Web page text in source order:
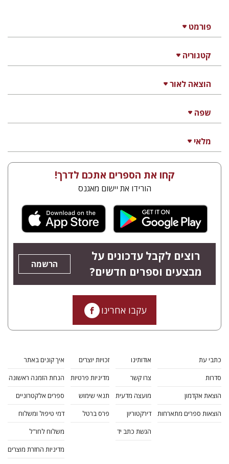
פורמט
קטגוריה
הוצאה לאור
שפה
מלאי
קחו את הספרים אתכם לדרך!
הורידו את יישום מאגנס
רוצים לקבל עדכונים על
מבצעים וספרים חדשים?
הרשמה
עקבו אחרינו
כתבי עת
סדרות
הוצאת אקדמון
הוצאות ספרים מתארחות
אודותינו
צרו קשר
מועצה מדעית
דירקטוריון
הגשת כתב יד
זכויות יוצרים
מדיניות פרטיות
תנאי שימוש
פרס ברטל
איך קונים באתר
הנחת הזמנה ראשונה
ספרים אלקטרוניים
דמי טיפול ומשלוח
משלוח לחו"ל
מדיניות החזרת מוצרים